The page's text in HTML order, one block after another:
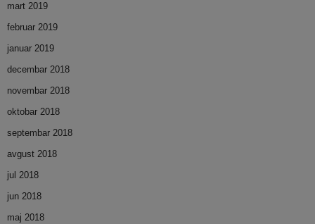
mart 2019
februar 2019
januar 2019
decembar 2018
novembar 2018
oktobar 2018
septembar 2018
avgust 2018
jul 2018
jun 2018
maj 2018